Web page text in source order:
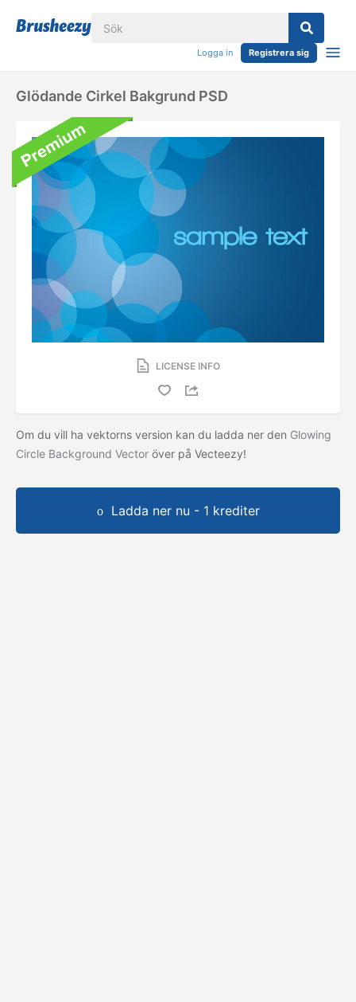
Logga in Registrera sig
Glödande Cirkel Bakgrund PSD
LICENSE INFO
Om du vill ha vektorns version kan du ladda ner den Glowing
Circle Background Vector över på Vecteezy!
Ladda ner nu - 1 krediter